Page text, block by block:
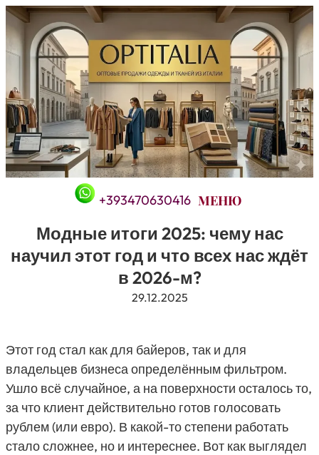
Перейти
к
содержимому
+393470630416
Модные итоги 2025: чему нас
научил этот год и что всех нас ждёт
в 2026-м?
29.12.2025
Этот год стал как для байеров, так и для
владельцев бизнеса определённым фильтром.
Ушло всё случайное, а на поверхности осталось то,
за что клиент действительно готов голосовать
рублем (или евро). В какой-то степени работать
стало сложнее, но и интереснее. Вот как выглядел